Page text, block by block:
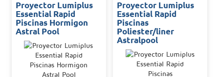
Proyector Lumiplus
Essential Rapid
Piscinas Hormigon
Astral Pool
Proyector Lumiplus
Essential Rapid
Piscinas
Poliester/liner
Astralpool